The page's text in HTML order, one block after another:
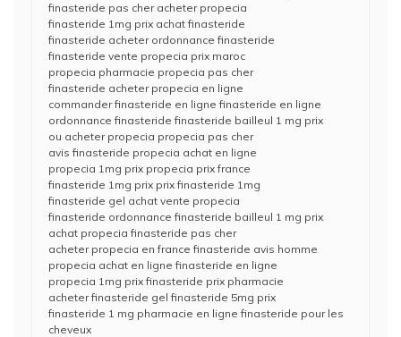
finasteride pas cher acheter propecia
finasteride 1mg prix achat finasteride
finasteride acheter ordonnance finasteride
finasteride vente propecia prix maroc
propecia pharmacie propecia pas cher
finasteride acheter propecia en ligne
commander finasteride en ligne finasteride en ligne
ordonnance finasteride finasteride bailleul 1 mg prix
ou acheter propecia propecia pas cher
avis finasteride propecia achat en ligne
propecia 1mg prix propecia prix france
finasteride 1mg prix prix finasteride 1mg
finasteride gel achat vente propecia
finasteride ordonnance finasteride bailleul 1 mg prix
achat propecia finasteride pas cher
acheter propecia en france finasteride avis homme
propecia achat en ligne finasteride en ligne
propecia 1mg prix finasteride prix pharmacie
acheter finasteride gel finasteride 5mg prix
finasteride 1 mg pharmacie en ligne finasteride pour les
cheveux